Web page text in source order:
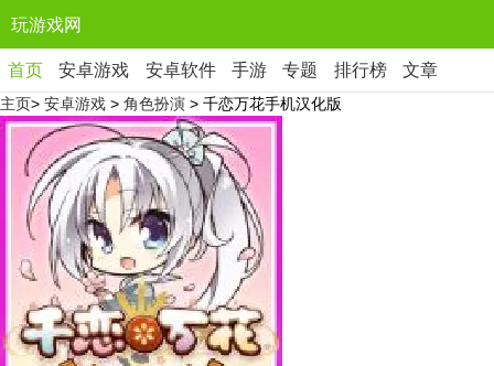
玩游戏网
首页 安卓游戏 安卓软件 手游 专题 排行榜 文章
主页> 安卓游戏 > 角色扮演 > 千恋万花手机汉化版